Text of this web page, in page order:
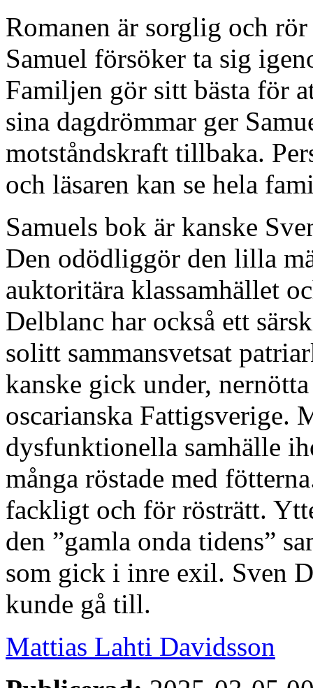
Romanen är sorglig och
Samuel försöker ta sig
Familjen gör sitt bästa för
sina dagdrömmar ger
motståndskraft tillbaka.
och läsaren kan se hela
Samuels bok är kanske
Den odödliggör den lilla
auktoritära klassamhället
Delblanc har också ett
solitt sammansvetsat
kanske gick under,
oscarianska Fattigsverige.
dysfunktionella samhälle
många röstade med
fackligt och för rösträtt.
den ”gamla onda tidens”
som gick i inre exil. Sven
kunde gå till.
Mattias Lahti Davidsson